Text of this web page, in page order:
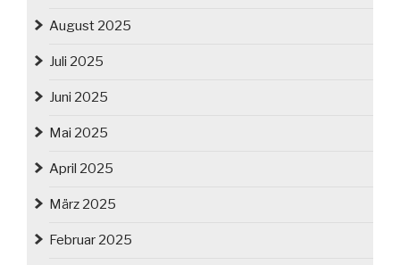
August 2025
Juli 2025
Juni 2025
Mai 2025
April 2025
März 2025
Februar 2025